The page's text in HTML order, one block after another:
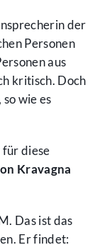
der
Personen
aus
kritisch. Doch
wie es
diese
Kravagna
Das ist das
Er findet: